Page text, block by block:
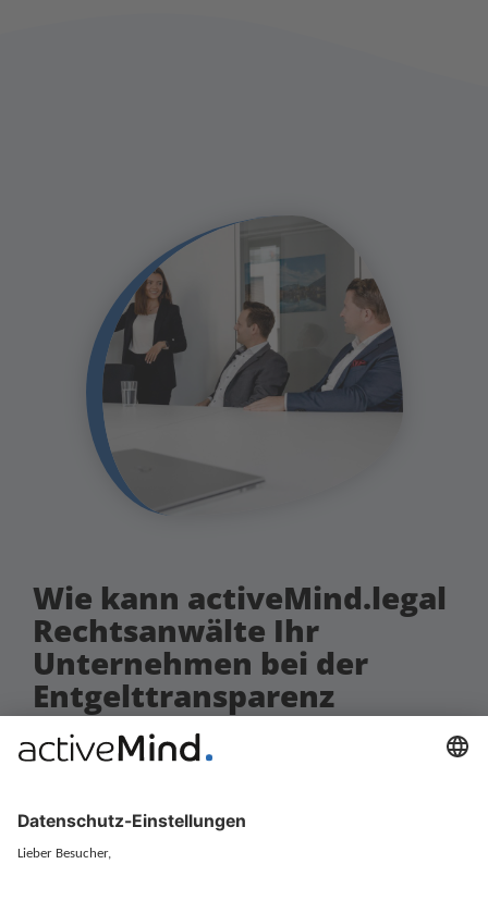
Wie kann activeMind.legal
Rechtsanwälte Ihr
Unternehmen bei der
Entgelttransparenz
unterstützen?
Entgelttransparenzrichtlinie erlangen,
analysieren unsere erfahrenen